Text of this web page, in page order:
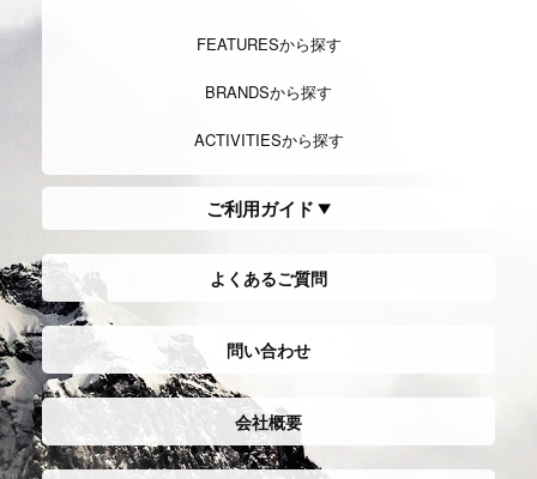
FEATURESから探す
BRANDSから探す
ACTIVITIESから探す
ご利用ガイド
よくあるご質問
問い合わせ
会社概要